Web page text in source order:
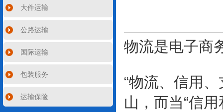
大件运输
公路运输
国际运输
包装服务
运输保险
物流是电子商
“物流、信用
山，而当“信